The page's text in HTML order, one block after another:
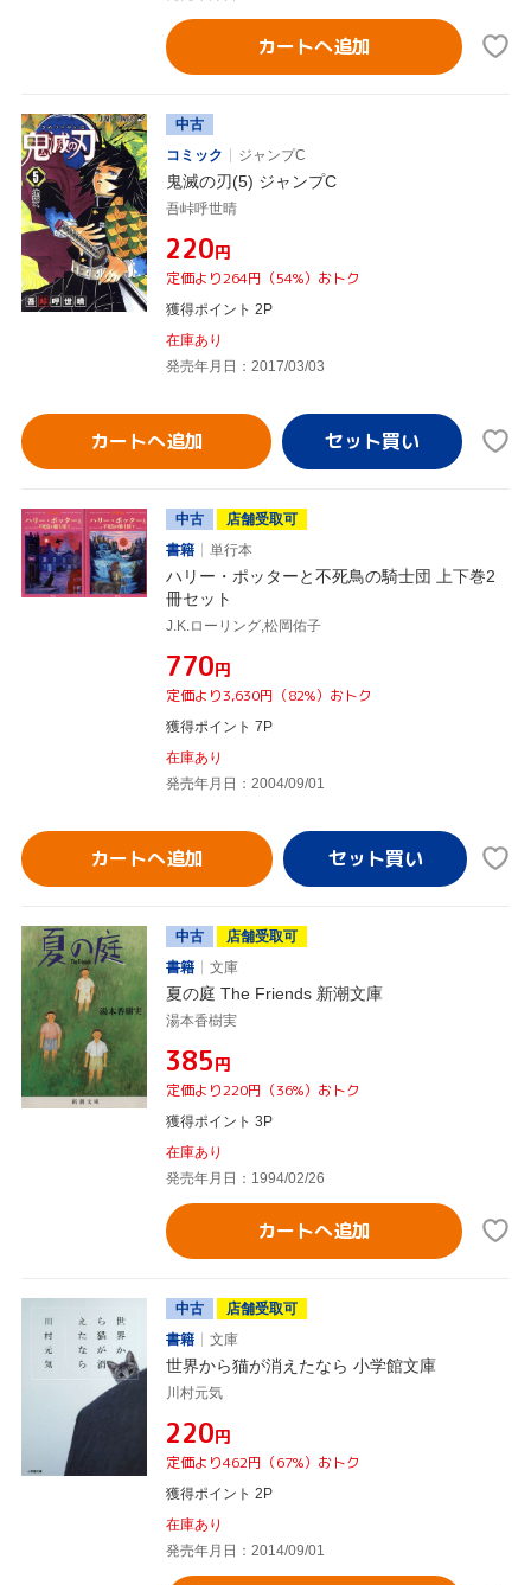
カートへ追加
中古
コミック
ジャンプC
鬼滅の刃(5) ジャンプC
吾峠呼世晴
¥220円
定価より264円（54%）おトク
獲得ポイント 2P
在庫あり
発売年月日：2017/03/03
カートへ追加
中古
店舗受取可
書籍
単行本
ハリー・ポッターと不死鳥の騎士団 上下巻2
冊セット
J.K.ローリング,松岡佑子
¥770円
定価より3,630円（82%）おトク
獲得ポイント 7P
在庫あり
発売年月日：2004/09/01
カートへ追加
中古
店舗受取可
書籍
文庫
夏の庭 The Friends 新潮文庫
湯本香樹実
¥385円
定価より220円（36%）おトク
獲得ポイント 3P
在庫あり
発売年月日：1994/02/26
カートへ追加
中古
店舗受取可
書籍
文庫
世界から猫が消えたなら 小学館文庫
川村元気
¥220円
定価より462円（67%）おトク
獲得ポイント 2P
在庫あり
発売年月日：2014/09/01